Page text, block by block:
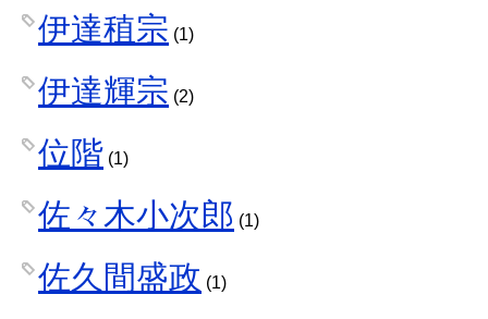
伊達稙宗 (1)
伊達輝宗 (2)
位階 (1)
佐々木小次郎 (1)
佐久間盛政 (1)